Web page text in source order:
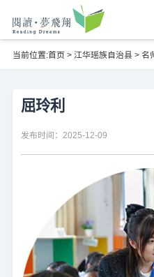
当前位置:首页 > 江华瑶族自治县> 名
屈玲利
发布时间：2025-12-09